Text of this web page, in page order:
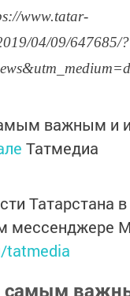
www.tatar-
04/09/647685/?
важным и
Татмедиа
Татарстана в
мессенджере
tatmedia
самым